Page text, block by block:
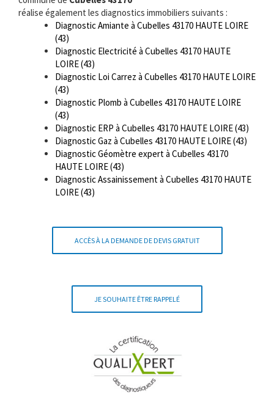
réalise également les diagnostics immobiliers suivants :
Diagnostic Amiante à Cubelles 43170 HAUTE LOIRE
(43)
Diagnostic Electricité à Cubelles 43170 HAUTE
LOIRE (43)
Diagnostic Loi Carrez à Cubelles 43170 HAUTE LOIRE
(43)
Diagnostic Plomb à Cubelles 43170 HAUTE LOIRE
(43)
Diagnostic ERP à Cubelles 43170 HAUTE LOIRE (43)
Diagnostic Gaz à Cubelles 43170 HAUTE LOIRE (43)
Diagnostic Géomètre expert à Cubelles 43170
HAUTE LOIRE (43)
Diagnostic Assainissement à Cubelles 43170 HAUTE
LOIRE (43)
ACCÈS À LA DEMANDE DE DEVIS GRATUIT
JE SOUHAITE ÊTRE RAPPELÉ